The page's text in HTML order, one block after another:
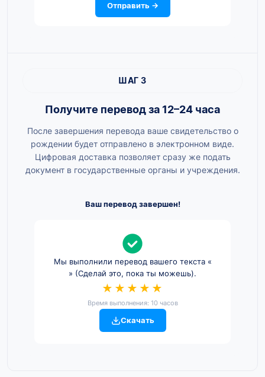
Отправить →
ШАГ 3
Получите перевод за 12–24 часа
После завершения перевода ваше свидетельство о
рождении будет отправлено в электронном виде.
Цифровая доставка позволяет сразу же подать
документ в государственные органы и учреждения.
Ваш перевод завершен!
Мы выполнили перевод вашего текста «
» (Сделай это, пока ты можешь).
★★★★★
Время выполнения: 10 часов
Скачать